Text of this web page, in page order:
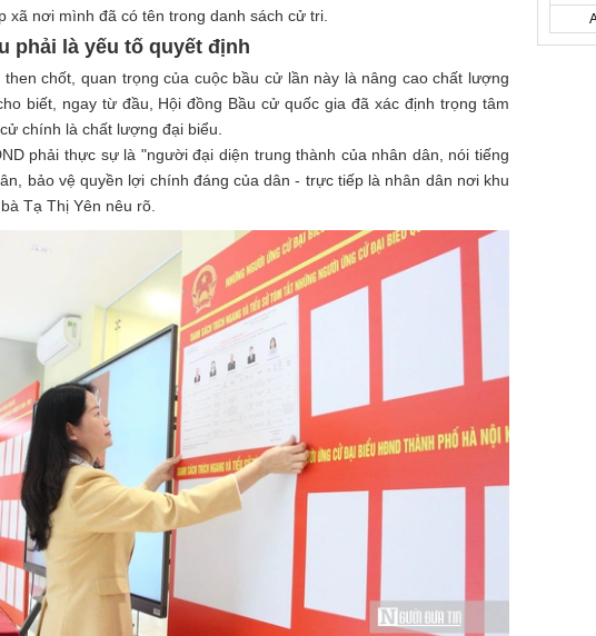
xã nơi mình đã có tên trong danh sách cử tri.
phải là yếu tố quyết định
chốt, quan trọng của cuộc bầu cử lần này là nâng cao chất lượng
biết, ngay từ đầu, Hội đồng Bầu cử quốc gia đã xác định trọng tâm
chính là chất lượng đại biểu.
phải thực sự là "người đại diện trung thành của nhân dân, nói tiếng
bảo vệ quyền lợi chính đáng của dân - trực tiếp là nhân dân nơi khu
Tạ Thị Yên nêu rõ.